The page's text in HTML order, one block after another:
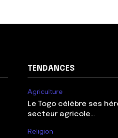
TENDANCES
Agriculture
Le Togo célèbre ses
secteur agricole…
Religion